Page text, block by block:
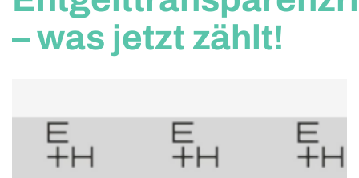
Blog
Über uns
Kontakt
– was jetzt zählt!